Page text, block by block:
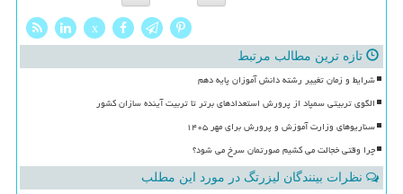
x
تازه ترین مطالب مرتبط
شرایط و زمان تغییر رشته دانش آموزان پایه دهم
الگوی تربیتی سمپاد از پرورش استعدادهای برتر تا تربیت آینده سازان کشور
سناریوهای وزارت آموزش و پرورش برای مهر ۱۴۰۵
چرا وقتی خجالت می کشیم صورتمان سرخ می شود؟
نظرات بینندگان لیزرتگ در مورد این مطلب